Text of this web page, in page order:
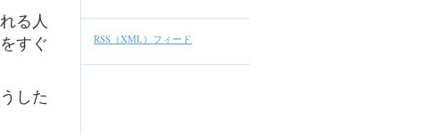
る人
すぐ
した
RSS（XML）フィード